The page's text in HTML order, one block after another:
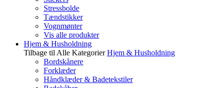
Stressbolde
Tændstikker
Vognmønter
Vis alle produkter
Hjem & Husholdning
Tilbage til Alle Kategorier Hjem & Husholdning
Bordskånere
Forklæder
Håndklæder & Badetekstiler